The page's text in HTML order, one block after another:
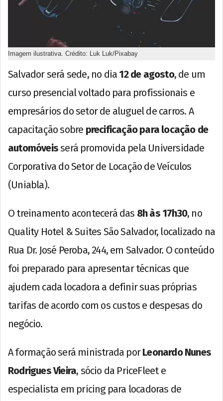
Imagem ilustrativa. Crédito: Luk Luk/Pixabay
Salvador será sede, no dia 12 de agosto, de um
curso presencial voltado para profissionais e
empresários do setor de aluguel de carros. A
capacitação sobre precificação para locação de
automóveisserá promovida pela Universidade
Corporativa do Setor de Locação de Veículos
(Uniabla).
O treinamento acontecerá das 8h às 17h30, no
Quality Hotel & Suites São Salvador, localizado na
Rua Dr. José Peroba, 244, em Salvador. O conteúdo
foi preparado para apresentar técnicas que
ajudem cada locadora a definir suas próprias
tarifas de acordo com os custos e despesas do
negócio.
A formação será ministrada porLeonardo Nunes
Rodrigues Vieira, sócio da PriceFleet e
especialista em pricing para locadoras de